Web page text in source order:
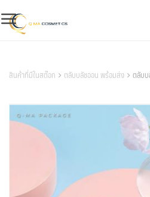
to
content
สินค้าที่มีในสต๊อก ตลับบลัชออน พร้อมส่ง ตลับบ